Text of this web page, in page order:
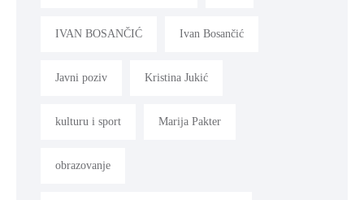
IVAN BOSANČIĆ Ivan Bosančić
Javni poziv Kristina Jukić
kulturu i sport Marija Pakter
obrazovanje